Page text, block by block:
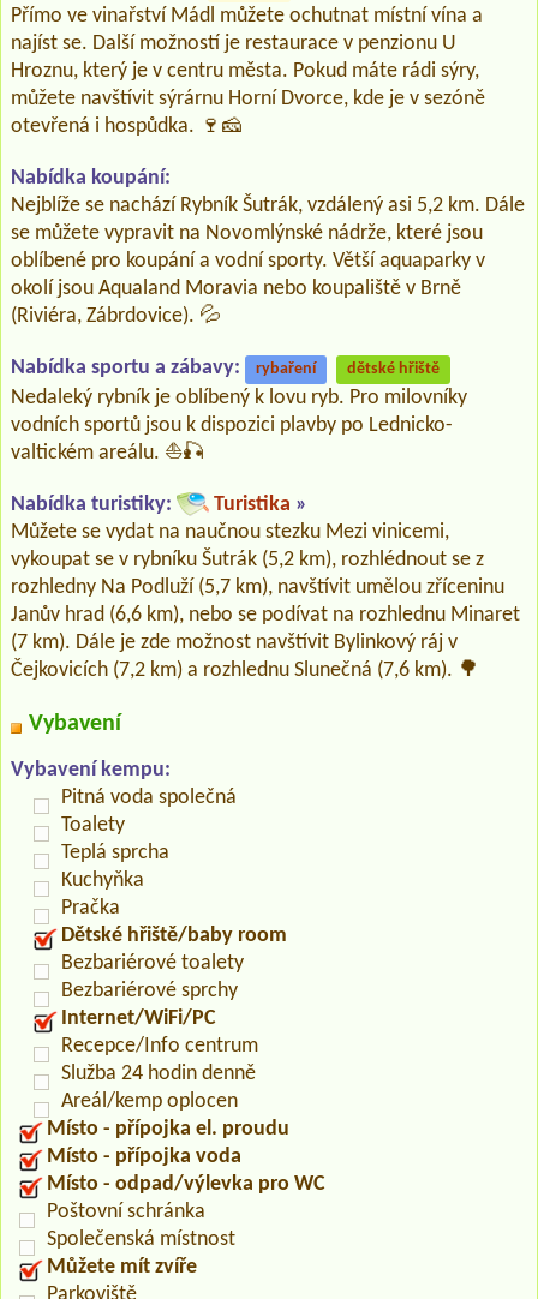
Přímo ve vinařství Mádl můžete ochutnat místní vína a
najíst se. Další možností je restaurace v penzionu U
Hroznu, který je v centru města. Pokud máte rádi sýry,
můžete navštívit sýrárnu Horní Dvorce, kde je v sezóně
otevřená i hospůdka. 🍷🧀
Nabídka koupání:
Nejblíže se nachází Rybník Šutrák, vzdálený asi 5,2 km. Dále
se můžete vypravit na Novomlýnské nádrže, které jsou
oblíbené pro koupání a vodní sporty. Větší aquaparky v
okolí jsou Aqualand Moravia nebo koupaliště v Brně
(Riviéra, Zábrdovice). 💦
Nabídka sportu a zábavy: rybaření dětské hřiště
Nedaleký rybník je oblíbený k lovu ryb. Pro milovníky
vodních sportů jsou k dispozici plavby po Lednicko-
valtickém areálu. ⛵🎣
Nabídka turistiky: Turistika »
Můžete se vydat na naučnou stezku Mezi vinicemi,
vykoupat se v rybníku Šutrák (5,2 km), rozhlédnout se z
rozhledny Na Podluží (5,7 km), navštívit umělou zříceninu
Janův hrad (6,6 km), nebo se podívat na rozhlednu Minaret
(7 km). Dále je zde možnost navštívit Bylinkový ráj v
Čejkovicích (7,2 km) a rozhlednu Slunečná (7,6 km). 🌳
Vybavení
Vybavení kempu:
Pitná voda společná
Toalety
Teplá sprcha
Kuchyňka
Pračka
Dětské hřiště/baby room
Bezbariérové toalety
Bezbariérové sprchy
Internet/WiFi/PC
Recepce/Info centrum
Služba 24 hodin denně
Areál/kemp oplocen
Místo - přípojka el. proudu
Místo - přípojka voda
Místo - odpad/výlevka pro WC
Poštovní schránka
Společenská místnost
Můžete mít zvíře
Parkoviště